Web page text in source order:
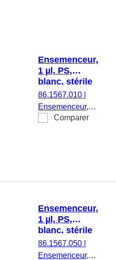
Ensemenceur,
1 µl, PS,
blanc, stérile
86.1567.010
Ensemenceur,
volume de
Comparer
Ensemenceur,
1 µl, PS,
blanc, stérile
86.1567.050
Ensemenceur,